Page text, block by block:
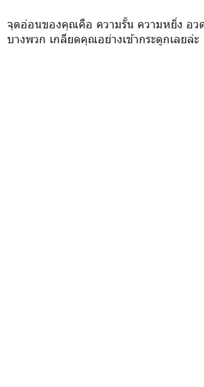
จุดอ่อนของคุณคือ ความรั้น ความหยิ่ง อว
บางพวก เกลียดคุณอย่างเข้ากระดูกเลยล่ะ